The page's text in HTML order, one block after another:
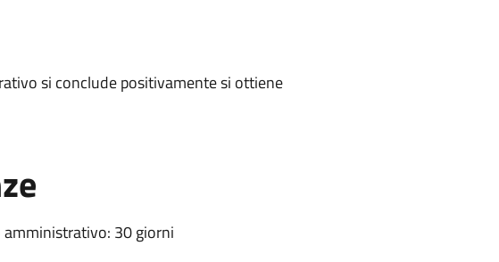
si conclude positivamente si ottiene
30 giorni